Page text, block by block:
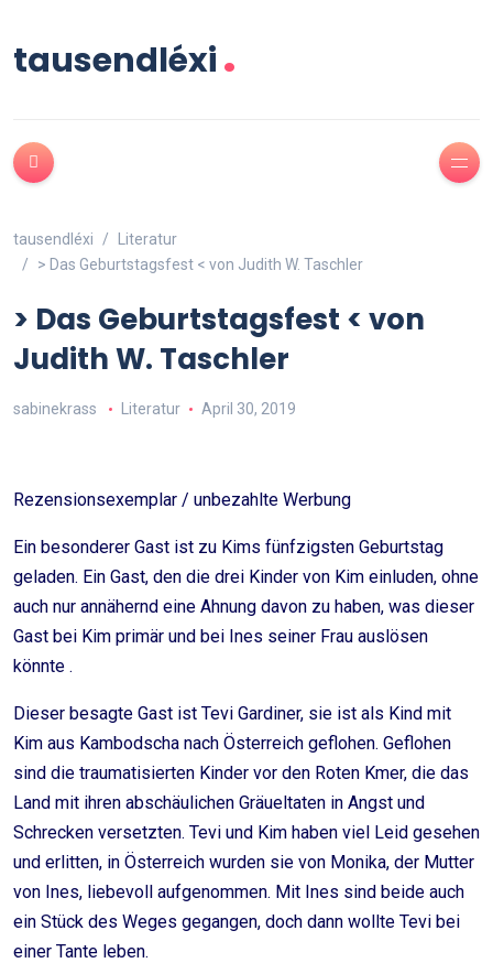
tausendléxi.
tausendléxi
Literatur
> Das Geburtstagsfest < von Judith W. Taschler
> Das Geburtstagsfest < von
Judith W. Taschler
sabinekrass Literatur April 30, 2019
Rezensionsexemplar / unbezahlte Werbung
Ein besonderer Gast ist zu Kims fünfzigsten Geburtstag
geladen. Ein Gast, den die drei Kinder von Kim einluden, ohne
auch nur annähernd eine Ahnung davon zu haben, was dieser
Gast bei Kim primär und bei Ines seiner Frau auslösen
könnte .
Dieser besagte Gast ist Tevi Gardiner, sie ist als Kind mit
Kim aus Kambodscha nach Österreich geflohen. Geflohen
sind die traumatisierten Kinder vor den Roten Kmer, die das
Land mit ihren abschäulichen Gräueltaten in Angst und
Schrecken versetzten. Tevi und Kim haben viel Leid gesehen
und erlitten, in Österreich wurden sie von Monika, der Mutter
von Ines, liebevoll aufgenommen. Mit Ines sind beide auch
ein Stück des Weges gegangen, doch dann wollte Tevi bei
einer Tante leben.